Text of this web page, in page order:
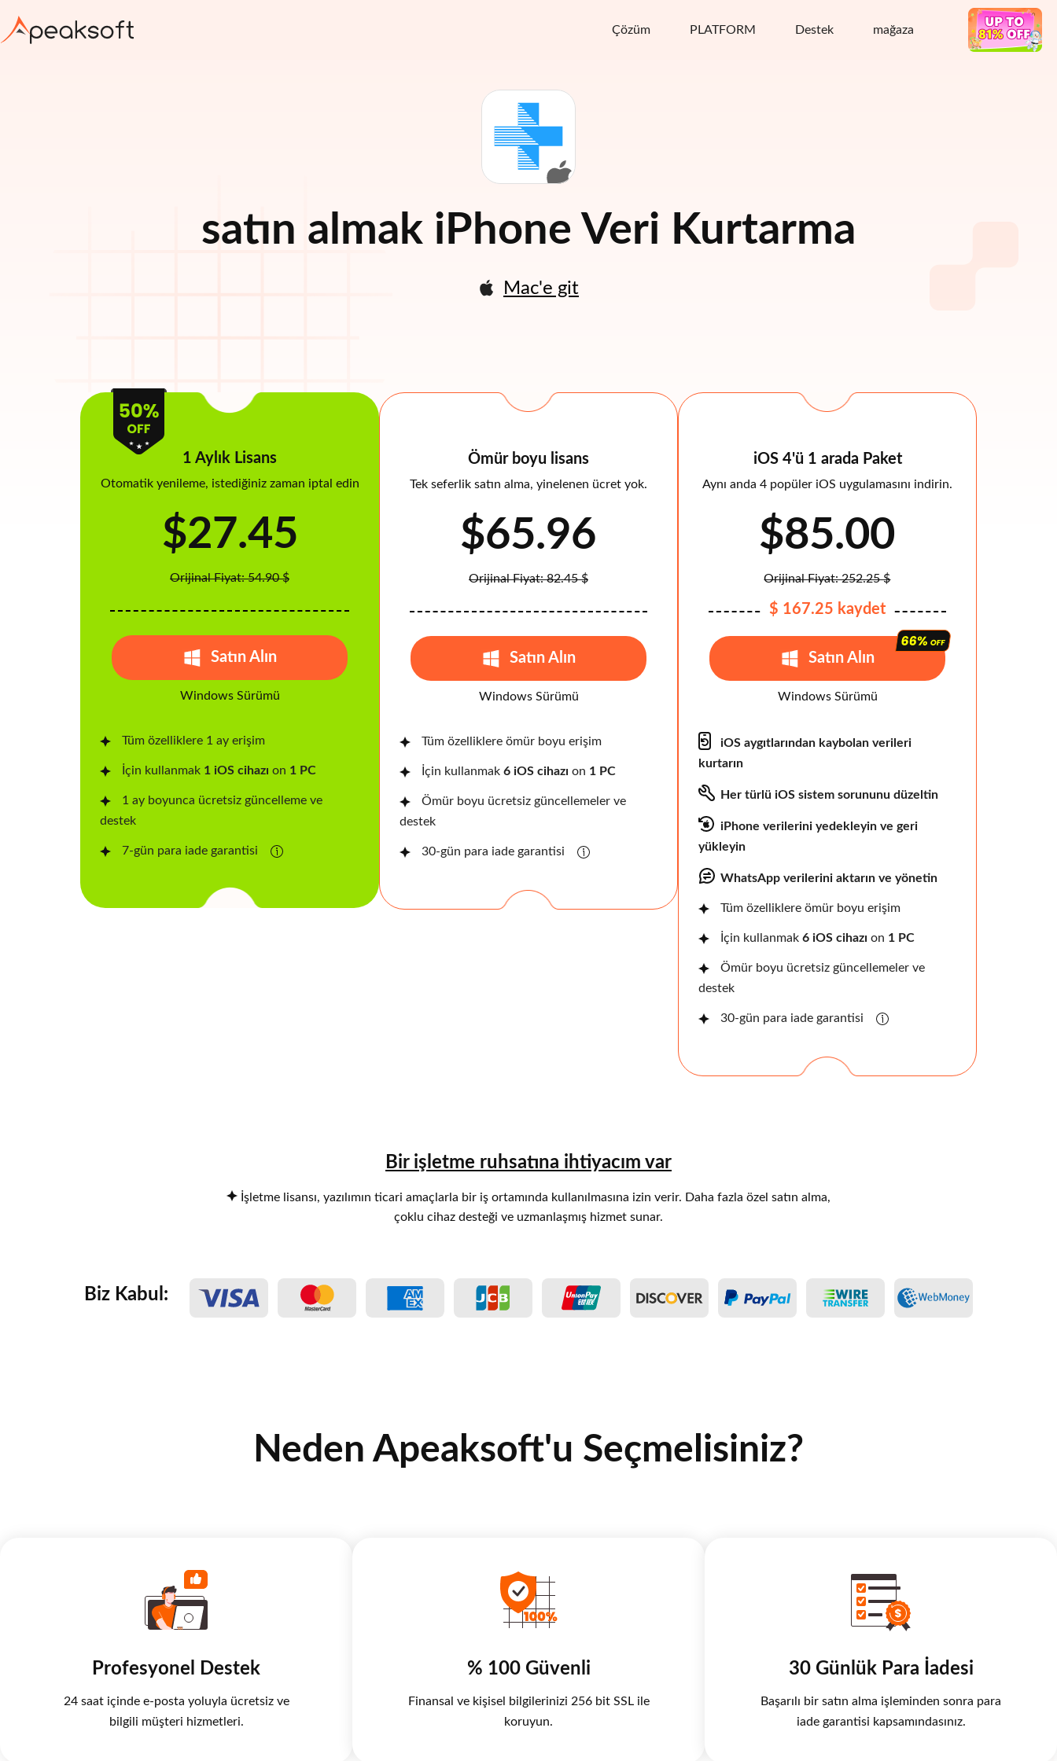
Çözüm PLATFORM Destek mağaza
Sıcak anlaşma
satın almak iPhone Veri Kurtarma
Mac'e git
1 Aylık Lisans
Otomatik yenileme, istediğiniz zaman iptal edin
$27.45
Orijinal Fiyat: 54.90 $
Satın Alın
Windows Sürümü
Tüm özelliklere 1 ay erişim
İçin kullanmak 1 iOS cihazı on 1 PC
1 ay boyunca ücretsiz güncelleme ve
destek
7-gün para iade garantisi
Ömür boyu lisans
Tek seferlik satın alma, yinelenen ücret yok.
$65.96
Orijinal Fiyat: 82.45 $
Satın Alın
Windows Sürümü
Tüm özelliklere ömür boyu erişim
İçin kullanmak 6 iOS cihazı on 1 PC
Ömür boyu ücretsiz güncellemeler ve
destek
30-gün para iade garantisi
iOS 4'ü 1 arada Paket
Aynı anda 4 popüler iOS uygulamasını indirin.
$85.00
Orijinal Fiyat: 252.25 $
$ 167.25 kaydet
Satın Alın
Windows Sürümü
iOS aygıtlarından kaybolan verileri
kurtarın
Her türlü iOS sistem sorununu düzeltin
iPhone verilerini yedekleyin ve geri
yükleyin
WhatsApp verilerini aktarın ve yönetin
Tüm özelliklere ömür boyu erişim
İçin kullanmak 6 iOS cihazı on 1 PC
Ömür boyu ücretsiz güncellemeler ve
destek
30-gün para iade garantisi
Bir işletme ruhsatına ihtiyacım var
İşletme lisansı, yazılımın ticari amaçlarla bir iş ortamında kullanılmasına izin verir. Daha fazla özel satın alma,
çoklu cihaz desteği ve uzmanlaşmış hizmet sunar.
Biz Kabul:
Neden Apeaksoft'u Seçmelisiniz?
Profesyonel Destek
24 saat içinde e-posta yoluyla ücretsiz ve
bilgili müşteri hizmetleri.
% 100 Güvenli
Finansal ve kişisel bilgilerinizi 256 bit SSL ile
koruyun.
30 Günlük Para İadesi
Başarılı bir satın alma işleminden sonra para
iade garantisi kapsamındasınız.